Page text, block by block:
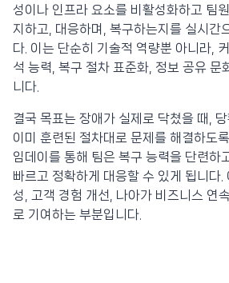
성이나 인프라 요소를 비활성화하고 팀
지하고, 대응하며, 복구하는지를 실시간
다. 이는 단순히 기술적 역량뿐 아니라,
석 능력, 복구 절차 표준화, 정보 공유 문
니다.
결국 목표는 장애가 실제로 닥쳤을 때, 당
이미 훈련된 절차대로 문제를 해결하도
임데이를 통해 팀은 복구 능력을 단련하
빠르고 정확하게 대응할 수 있게 됩니다.
성, 고객 경험 개선, 나아가 비즈니스 연
로 기여하는 부분입니다.